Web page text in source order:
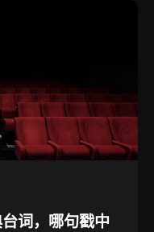
词，哪句戳中